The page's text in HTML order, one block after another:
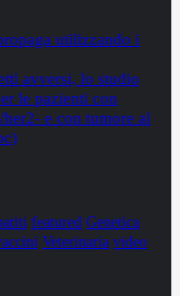
utilizzando i
avversi, lo studio
le pazienti con
e con tumore al
featured Genetica
Veterinaria video